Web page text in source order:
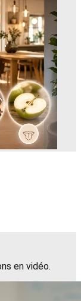
en vidéo.